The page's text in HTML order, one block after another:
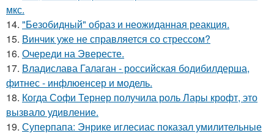
мкс.
14. "Безобидный" образ и неожиданная реакция.
15. Винчик уже не справляется со стрессом?
16. Очереди на Эвересте.
17. Владислава Галаган - российская бодибилдерша,
фитнес - инфлюенсер и модель.
18. Когда Софи Тернер получила роль Лары крофт, это
вызвало удивление.
19. Суперпапа: Энрике иглесиас показал умилительные